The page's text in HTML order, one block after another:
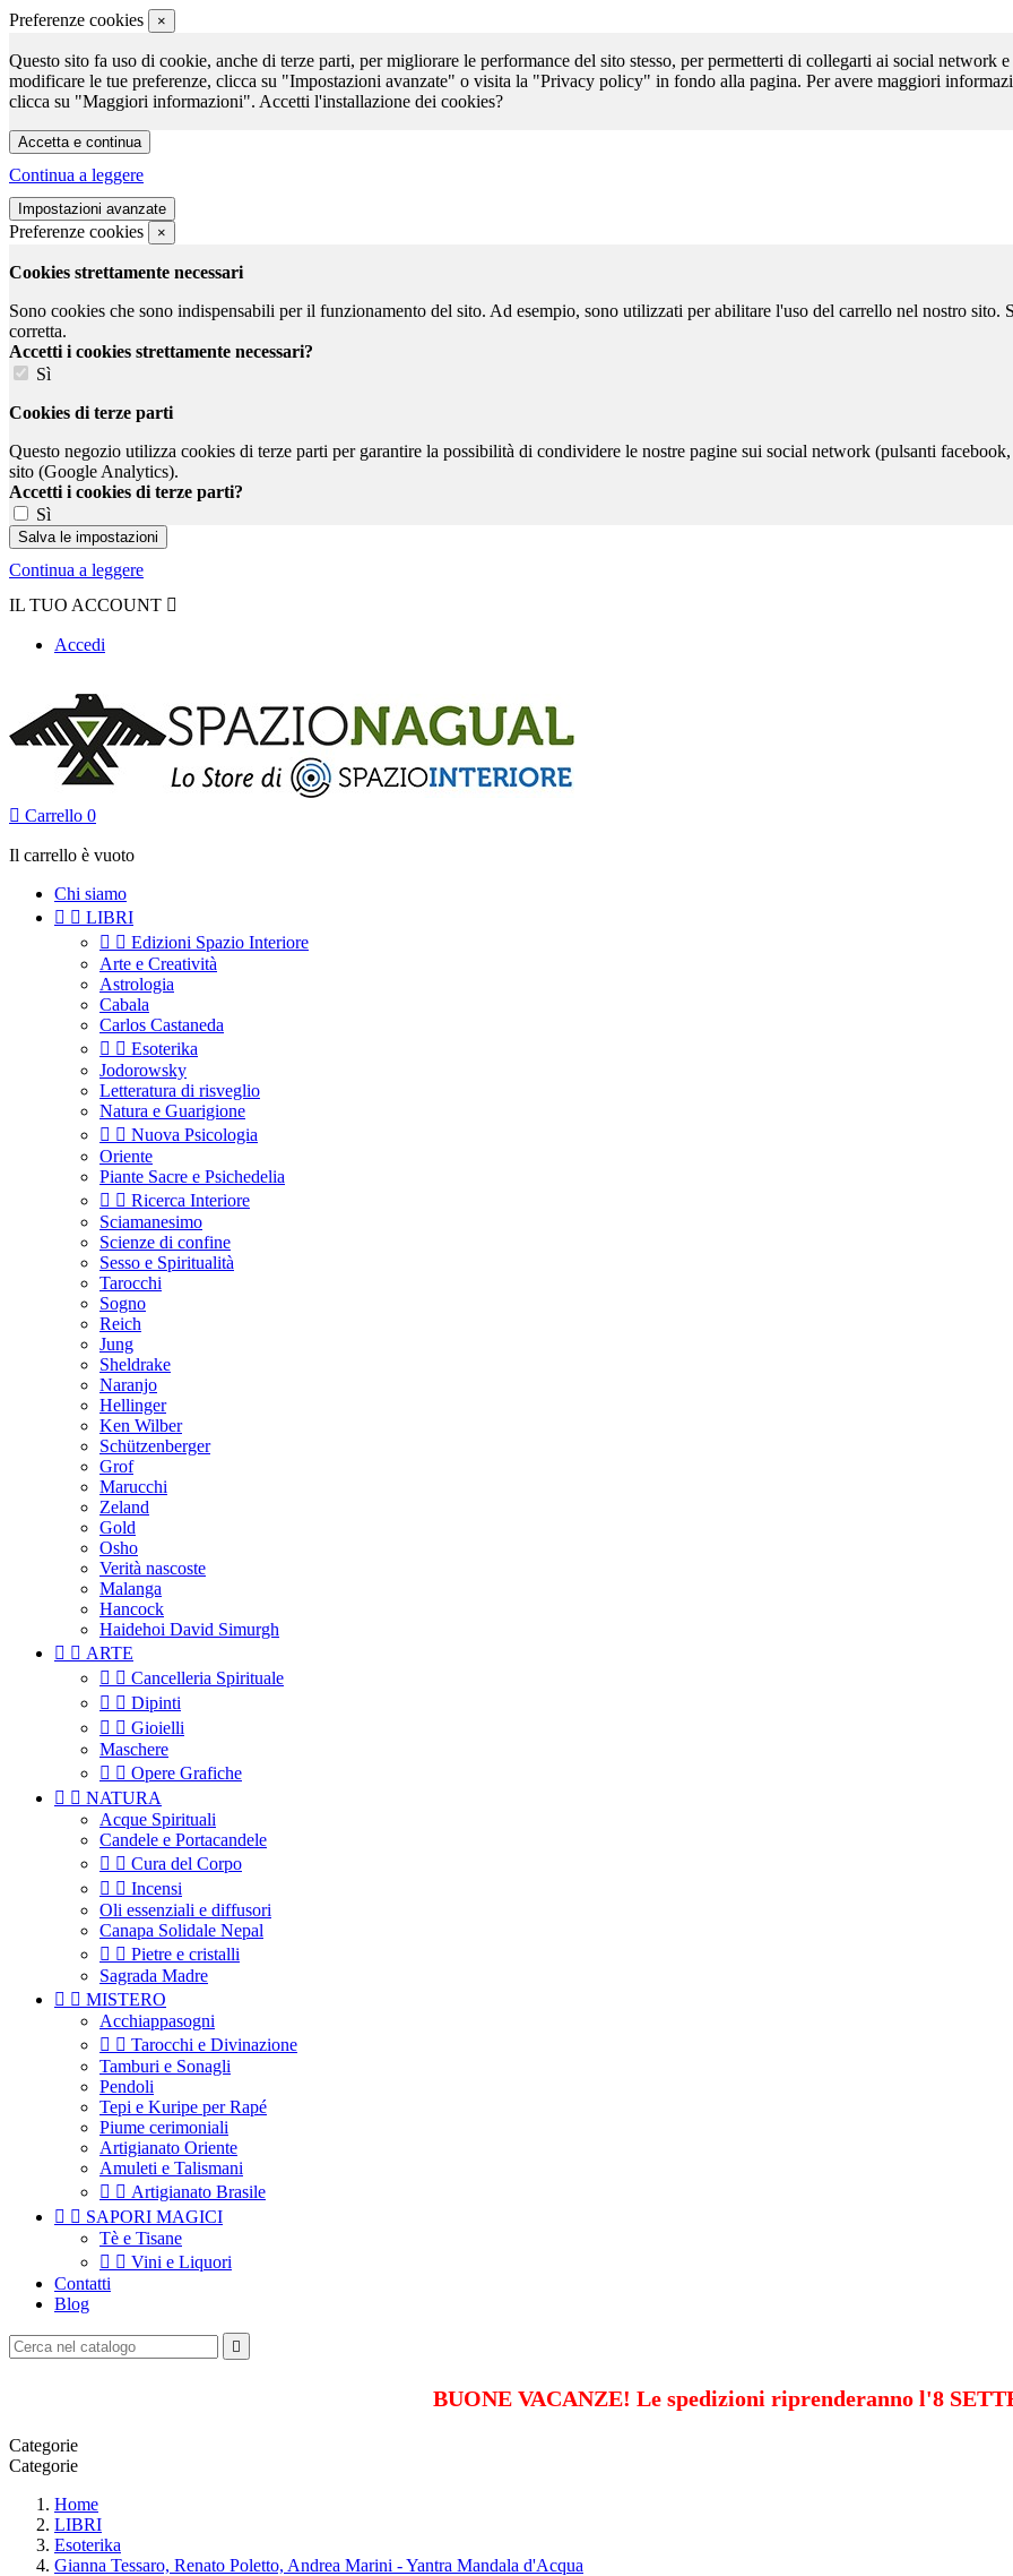
Preferenze cookies ×
Questo sito fa uso di cookie, anche di terze parti, per migliorare le performance del sito stesso, per permetterti di collegarti ai social network
modificare le tue preferenze, clicca su "Impostazioni avanzate" o visita la "Privacy policy" in fondo alla pagina. Per avere maggiori
clicca su "Maggiori informazioni". Accetti l'installazione dei cookies?
Continua a leggere
Preferenze cookies ×
Cookies strettamente necessari
Sono cookies che sono indispensabili per il funzionamento del sito. Ad esempio, sono utilizzati per abilitare l'uso del carrello nel nostro sito.
corretta.
Accetti i cookies strettamente necessari?
Sì
Cookies di terze parti
Questo negozio utilizza cookies di terze parti per garantire la possibilità di condividere le nostre pagine sui social network (pulsanti
sito (Google Analytics).
Accetti i cookies di terze parti?
Sì
Continua a leggere
IL TUO ACCOUNT 
Accedi
 Carrello 0
Il carrello è vuoto
Chi siamo
  LIBRI
  Edizioni Spazio Interiore
Arte e Creatività
Astrologia
Cabala
Carlos Castaneda
  Esoterika
Jodorowsky
Letteratura di risveglio
Natura e Guarigione
  Nuova Psicologia
Oriente
Piante Sacre e Psichedelia
  Ricerca Interiore
Sciamanesimo
Scienze di confine
Sesso e Spiritualità
Tarocchi
Sogno
Reich
Jung
Sheldrake
Naranjo
Hellinger
Ken Wilber
Schützenberger
Grof
Marucchi
Zeland
Gold
Osho
Verità nascoste
Malanga
Hancock
Haidehoi David Simurgh
  ARTE
  Cancelleria Spirituale
  Dipinti
  Gioielli
Maschere
  Opere Grafiche
  NATURA
Acque Spirituali
Candele e Portacandele
  Cura del Corpo
  Incensi
Oli essenziali e diffusori
Canapa Solidale Nepal
  Pietre e cristalli
Sagrada Madre
  MISTERO
Acchiappasogni
  Tarocchi e Divinazione
Tamburi e Sonagli
Pendoli
Tepi e Kuripe per Rapé
Piume cerimoniali
Artigianato Oriente
Amuleti e Talismani
  Artigianato Brasile
  SAPORI MAGICI
Tè e Tisane
  Vini e Liquori
Contatti
Blog

BUONE VACANZE! Le spedizioni riprenderanno l'8
Categorie
Categorie
Home
LIBRI
Esoterika
Gianna Tessaro, Renato Poletto, Andrea Marini - Yantra Mandala d'Acqua